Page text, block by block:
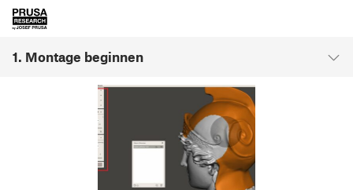
1. Montage beginnen